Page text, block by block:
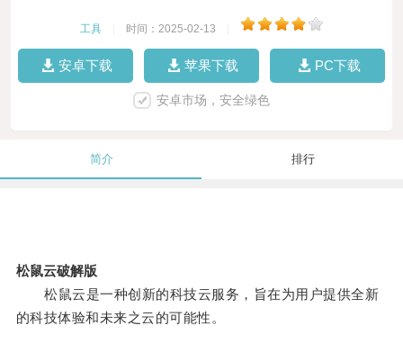
工具 时间：2025-02-13
安卓下载 苹果下载 PC下载
安卓市场，安全绿色
简介 排行
松鼠云破解版
松鼠云是一种创新的科技云服务，旨在为用户提供全新
的科技体验和未来之云的可能性。